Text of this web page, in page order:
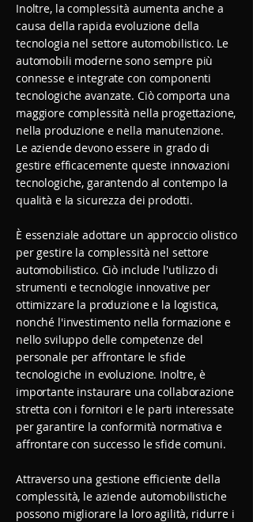
Inoltre, la complessità aumenta anche a
causa della rapida evoluzione della
tecnologia nel settore automobilistico. Le
automobili moderne sono sempre più
connesse e integrate con componenti
tecnologiche avanzate. Ciò comporta una
maggiore complessità nella progettazione,
nella produzione e nella manutenzione.
Le aziende devono essere in grado di
gestire efficacemente queste innovazioni
tecnologiche, garantendo al contempo la
qualità e la sicurezza dei prodotti.
È essenziale adottare un approccio olistico
per gestire la complessità nel settore
automobilistico. Ciò include l'utilizzo di
strumenti e tecnologie innovative per
ottimizzare la produzione e la logistica,
nonché l'investimento nella formazione e
nello sviluppo delle competenze del
personale per affrontare le sfide
tecnologiche in evoluzione. Inoltre, è
importante instaurare una collaborazione
stretta con i fornitori e le parti interessate
per garantire la conformità normativa e
affrontare con successo le sfide comuni.
Attraverso una gestione efficiente della
complessità, le aziende automobilistiche
possono migliorare la loro agilità, ridurre i